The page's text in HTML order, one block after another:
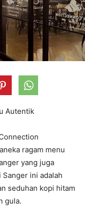
Autentik
ragam menu
yang juga
ini adalah
seduhan kopi hitam
gula.